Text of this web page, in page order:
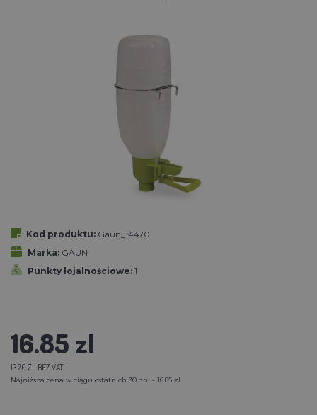
Kod produktu: Gaun_14470
Marka: GAUN
Punkty lojalnościowe: 1
16.85 zl
13.70 ZL BEZ VAT
Najniższa cena w ciągu ostatnich 30 dni - 16.85 zl